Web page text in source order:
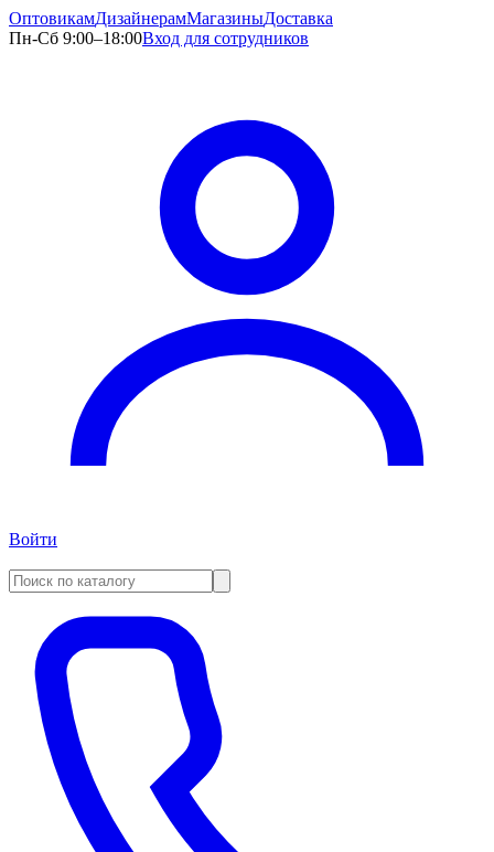
ОптовикамДизайнерамМагазиныДоставка
Пн-Сб 9:00–18:00Вход для сотрудников
Войти